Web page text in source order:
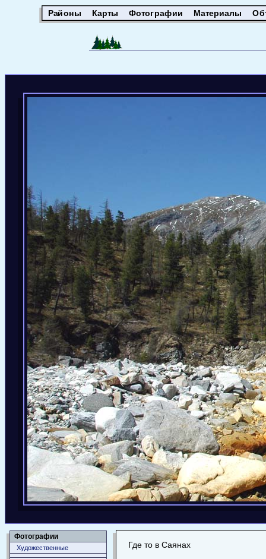
Районы Карты Фотографии Материалы
Фотографии
Художественные Где то в Саянах